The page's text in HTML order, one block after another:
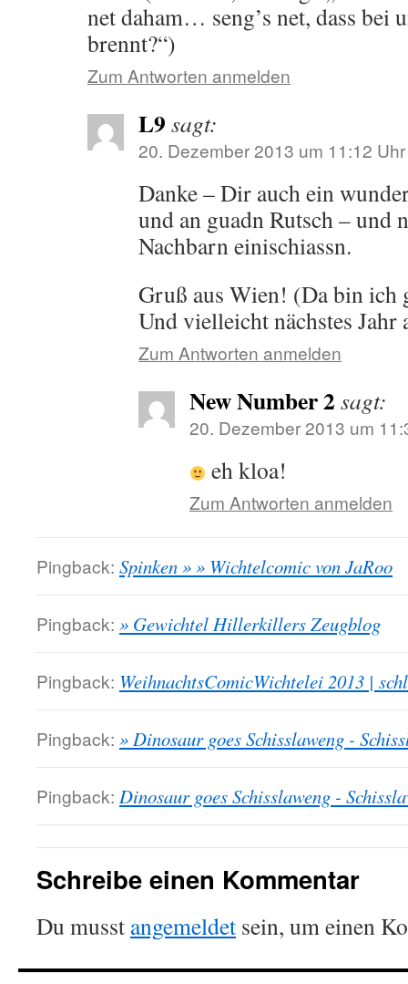
net daham… seng’s net, dass bei
brennt?“)
Zum Antworten anmelden
L9 sagt:
20. Dezember 2013 um 11:12 Uhr
Danke – Dir auch ein
und an guadn Rutsch – und
Nachbarn einischiassn.
Gruß aus Wien! (Da bin ich
Und vielleicht nächstes Jahr
Zum Antworten anmelden
New Number 2 sagt:
20. Dezember 2013 um
eh kloa!
Zum Antworten anmelden
Pingback: Spinken » » Wichtelcomic von JaRoo
Pingback: » Gewichtel Hillerkillers Zeugblog
Pingback: WeihnachtsComicWichtelei 2013 |
Pingback: » Dinosaur goes Schisslaweng -
Pingback: Dinosaur goes Schisslaweng -
Schreibe einen Kommentar
Du musst angemeldet sein, um einen